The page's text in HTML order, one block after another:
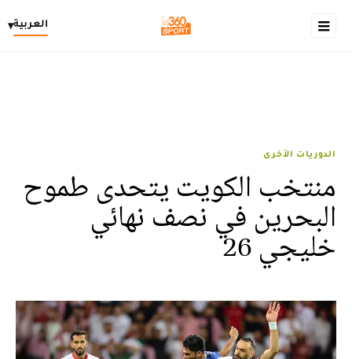
العربية▾
الدوريات الأخرى
منتخب الكويت يتحدى طموح
البحرين في نصف نهائي
خليجي 26